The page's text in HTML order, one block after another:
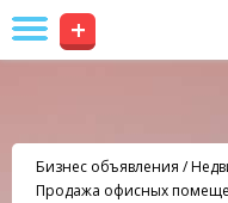
+
Бизнес объявления /
Продажа офисных